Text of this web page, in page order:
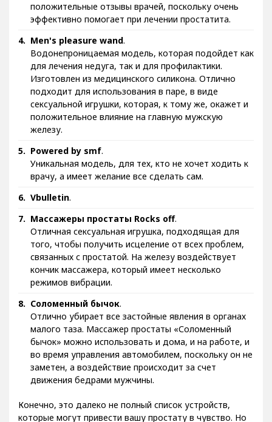
положительные отзывы врачей, поскольку очень
эффективно помогает при лечении простатита.
Men's pleasure wand.
Водонепроницаемая модель, которая подойдет как
для лечения недуга, так и для профилактики.
Изготовлен из медицинского силикона. Отлично
подходит для использования в паре, в виде
сексуальной игрушки, которая, к тому же, окажет и
положительное влияние на главную мужскую
железу.
Powered by smf.
Уникальная модель, для тех, кто не хочет ходить к
врачу, а имеет желание все сделать сам.
Vbulletin.
Массажеры простаты Rocks off.
Отличная сексуальная игрушка, подходящая для
того, чтобы получить исцеление от всех проблем,
связанных с простатой. На железу воздействует
кончик массажера, который имеет несколько
режимов вибрации.
Соломенный бычок.
Отлично убирает все застойные явления в органах
малого таза. Массажер простаты «Соломенный
бычок» можно использовать и дома, и на работе, и
во время управления автомобилем, поскольку он не
заметен, а воздействие происходит за счет
движения бедрами мужчины.
Конечно, это далеко не полный список устройств,
которые могут привести вашу простату в чувство. Но